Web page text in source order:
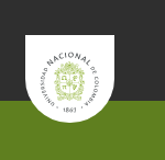
¿Qué es Eetane?